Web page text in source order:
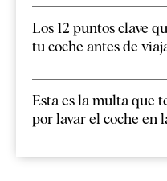
Los 12 puntos clave
tu coche antes de
Esta es la multa que
por lavar el coche en